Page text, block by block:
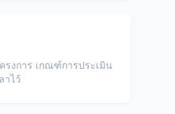
รงการ เกณฑ์การประเมิน
าไว้